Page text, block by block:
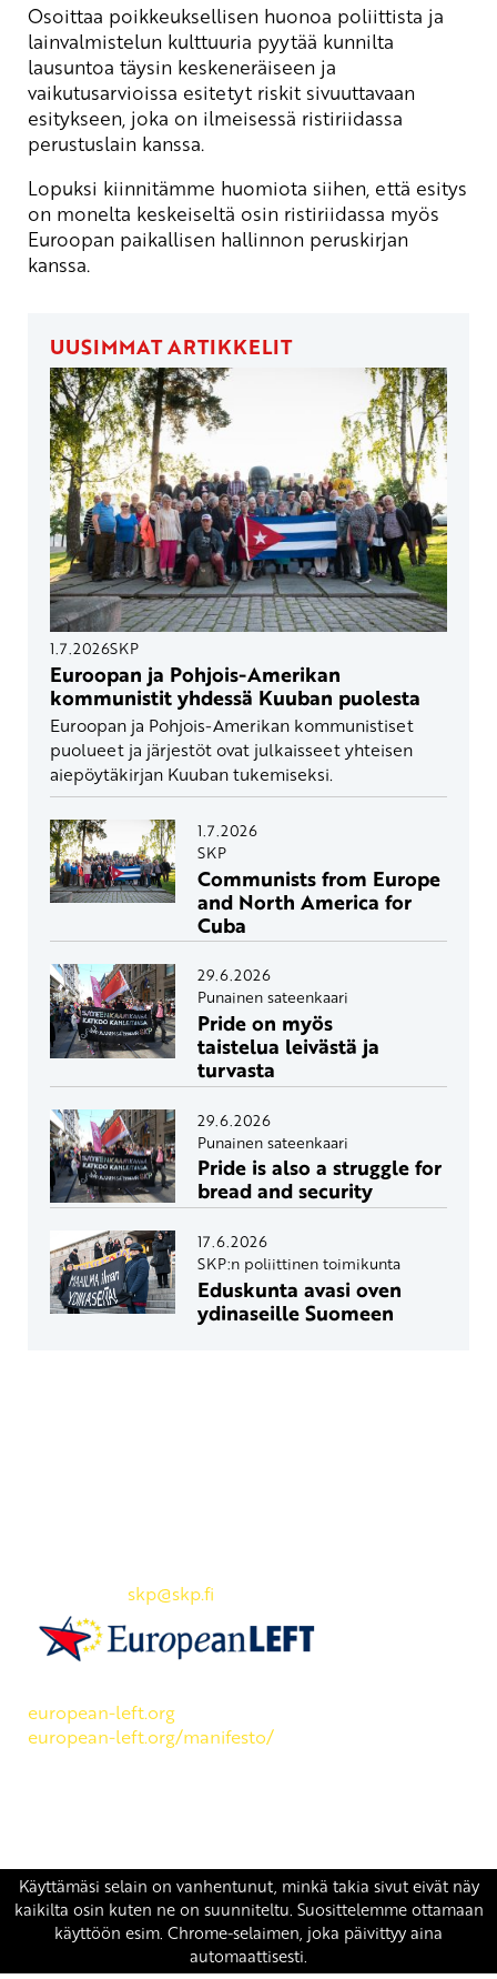
Osoittaa poikkeuksellisen huonoa poliittista ja
lainvalmistelun kulttuuria pyytää kunnilta
lausuntoa täysin keskeneräiseen ja
vaikutusarvioissa esitetyt riskit sivuuttavaan
esitykseen, joka on ilmeisessä ristiriidassa
perustuslain kanssa.
Lopuksi kiinnitämme huomiota siihen, että esitys
on monelta keskeiseltä osin ristiriidassa myös
Euroopan paikallisen hallinnon peruskirjan
kanssa.
UUSIMMAT ARTIKKELIT
1.7.2026SKP
Euroopan ja Pohjois-Amerikan
kommunistit yhdessä Kuuban puolesta
Euroopan ja Pohjois-Amerikan kommunistiset
puolueet ja järjestöt ovat julkaisseet yhteisen
aiepöytäkirjan Kuuban tukemiseksi.
1.7.2026
SKP
Communists from Europe
and North America for
Cuba
29.6.2026
Punainen sateenkaari
Pride on myös
taistelua leivästä ja
turvasta
29.6.2026
Punainen sateenkaari
Pride is also a struggle for
bread and security
17.6.2026
SKP:n poliittinen toimikunta
Eduskunta avasi oven
ydinaseille Suomeen
skp@skp.fi
european-left.org
european-left.org/manifesto/
Copyright 2026 © SKP| Tietosuojaseloste